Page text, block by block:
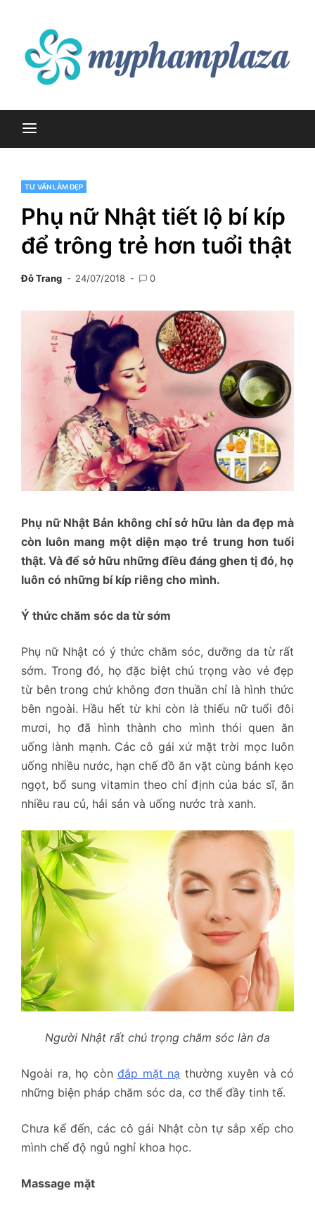
content
myphamplaza.vn
TƯ VẤN LÀM ĐẸP
Phụ nữ Nhật tiết lộ bí kíp
để trông trẻ hơn tuổi thật
Đỗ Trang 24/07/2018 0
Phụ nữ Nhật Bản không chỉ sở hữu làn da đẹp mà
còn luôn mang một diện mạo trẻ trung hơn tuổi
thật. Và để sở hữu những điều đáng ghen tị đó, họ
luôn có những bí kíp riêng cho mình.
Ý thức chăm sóc da từ sớm
Phụ nữ Nhật có ý thức chăm sóc, dưỡng da từ rất
sớm. Trong đó, họ đặc biệt chú trọng vào vẻ đẹp
từ bên trong chứ không đơn thuần chỉ là hình thức
bên ngoài. Hầu hết từ khi còn là thiếu nữ tuổi đôi
mươi, họ đã hình thành cho mình thói quen ăn
uống lành mạnh. Các cô gái xứ mặt trời mọc luôn
uống nhiều nước, hạn chế đồ ăn vặt cùng bánh kẹo
ngọt, bổ sung vitamin theo chỉ định của bác sĩ, ăn
nhiều rau củ, hải sản và uống nước trà xanh.
Người Nhật rất chú trọng chăm sóc làn da
Ngoài ra, họ còn đắp mặt nạ thường xuyên và có
những biện pháp chăm sóc da, cơ thể đầy tinh tế.
Chưa kể đến, các cô gái Nhật còn tự sắp xếp cho
mình chế độ ngủ nghỉ khoa học.
Massage mặt